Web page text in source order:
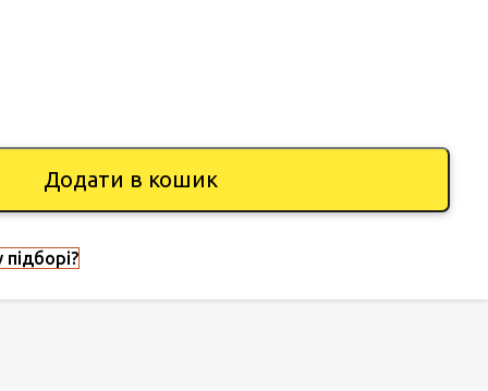
Додати в кошик